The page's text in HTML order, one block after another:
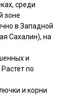
среди
зоне
в Западной
Сахалин), на
и
по
и корни